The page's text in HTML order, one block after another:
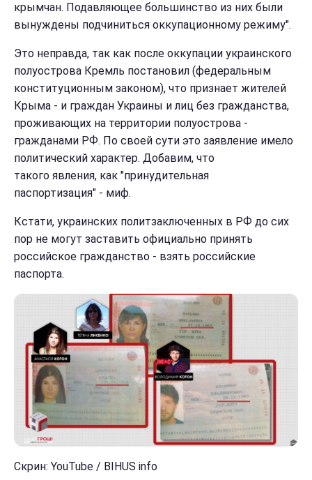
крымчан. Подавляющее большинство из них были
вынуждены подчиниться оккупационному режиму".
Это неправда, так как после оккупации украинского
полуострова Кремль постановил (федеральным
конституционным законом), что признает жителей
Крыма - и граждан Украины и лиц без гражданства,
проживающих на территории полуострова -
гражданами РФ. По своей сути это заявление имело
политический характер. Добавим, что
такого явления, как "принудительная
паспортизация" - миф.
Кстати, украинских политзаключенных в РФ до сих
пор не могут заставить официально принять
российское гражданство - взять российские
паспорта.
Скрин: YouTube / BIHUS info